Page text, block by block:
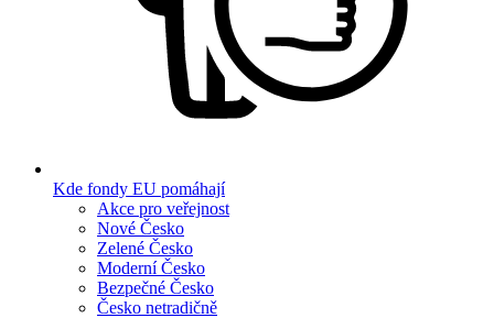
Kde fondy EU pomáhají
Akce pro veřejnost
Nové Česko
Zelené Česko
Moderní Česko
Bezpečné Česko
Česko netradičně